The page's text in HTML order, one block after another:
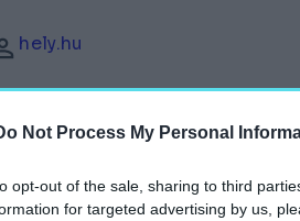
Not Process My Personal
opt-out of the sale, sharing to third
for targeted advertising by us,
hely.hu